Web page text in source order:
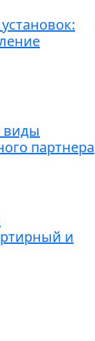
виды
партнера
и